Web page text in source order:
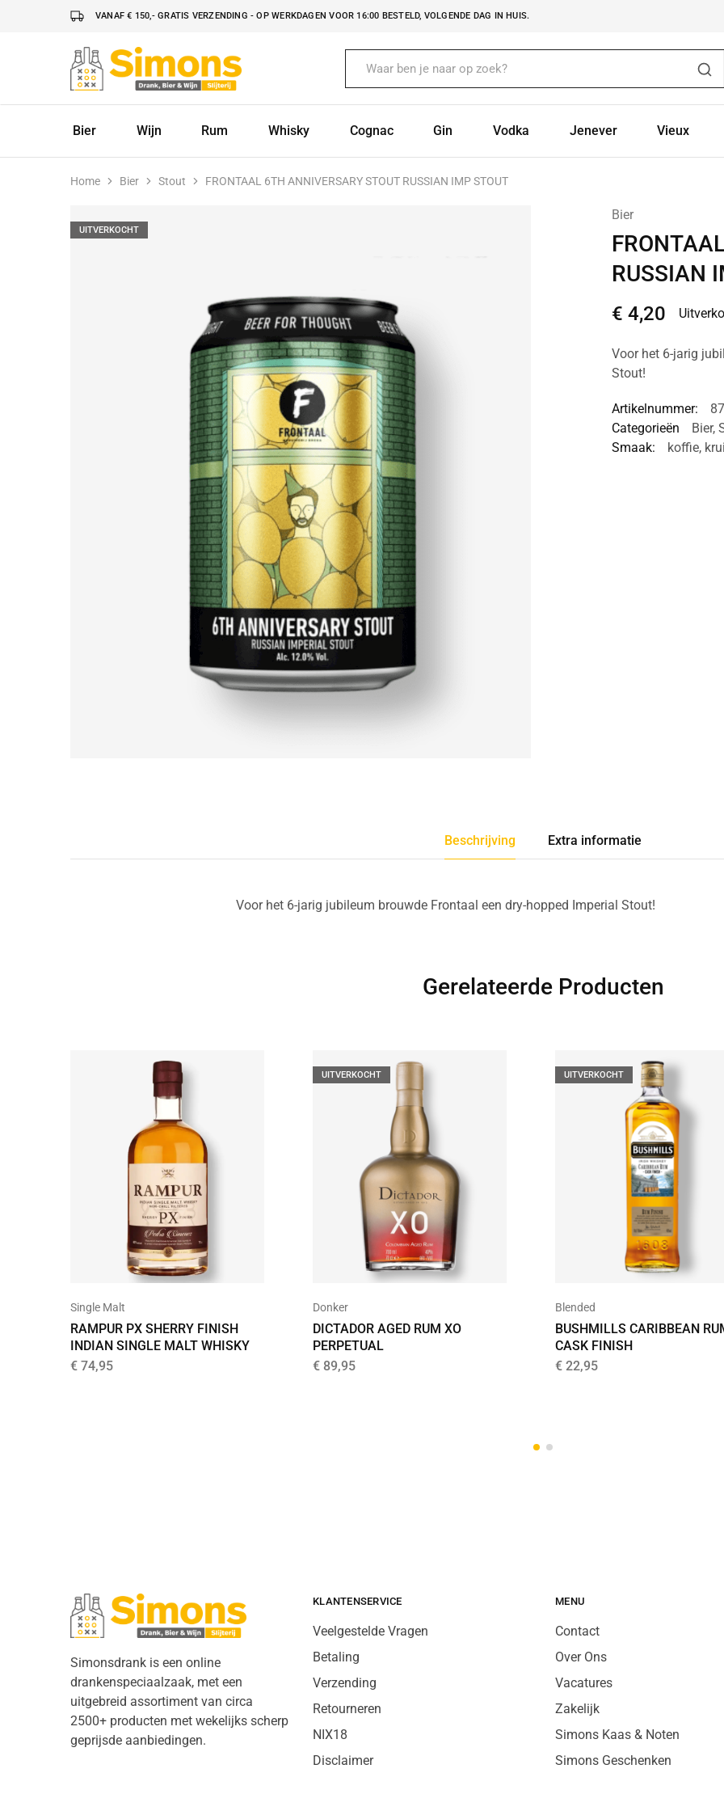
VANAF € 150,- GRATIS VERZENDING - OP WERKDAGEN VOOR 16:00 BESTELD, VOLGENDE DAG IN HUIS.
Simonsdrank.nl
Drank,
Bier
Bier
Wijn Rum Whisky Cognac Gin Vodka Jenever Vieux
Home Bier Stout FRONTAAL 6TH ANNIVERSARY STOUT RUSSIAN IMP STOUT
UITVERKOCHT
Bier
RUSSIAN
€ 4,20
Voor het 6-jarig
Stout!
Artikelnummer:
Categorieën
Bier,
Smaak:
koffie,
Beschrijving Extra informatie
Voor het 6-jarig jubileum brouwde Frontaal een dry-hopped Imperial Stout!
Gerelateerde Producten
Single Malt
RAMPUR PX SHERRY FINISH
INDIAN SINGLE MALT WHISKY
€ 74,95
UITVERKOCHT
Donker
DICTADOR AGED RUM XO
PERPETUAL
€ 89,95
UITVERKOCHT
Blended
BUSHMILLS CARIBBEAN
CASK FINISH
€ 22,95
Simonsdrank is een online
drankenspeciaalzaak, met een
uitgebreid assortiment van circa
2500+ producten met wekelijks scherp
geprijsde aanbiedingen.
KLANTENSERVICE
Veelgestelde Vragen
Betaling
Verzending
Retourneren
NIX18
Disclaimer
MENU
Contact
Over Ons
Vacatures
Zakelijk
Simons Kaas & Noten
Simons Geschenken